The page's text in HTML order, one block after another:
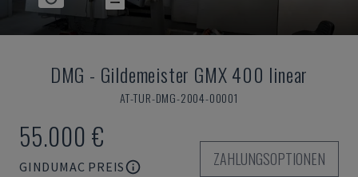
DMG - Gildemeister GMX 400 linear
AT-TUR-DMG-2004-00001
55.000 €
GINDUMAC PREIS
ZAHLUNGSOPTIONEN